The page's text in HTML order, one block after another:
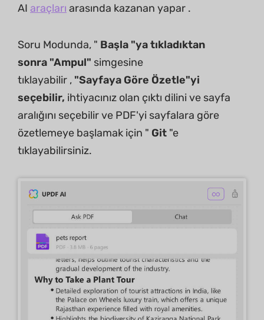
AI araçları arasında kazanan yapar .
Soru Modunda, " Başla "ya tıkladıktan
sonra "Ampul" simgesine
tıklayabilir , "Sayfaya Göre Özetle"yi
seçebilir, ihtiyacınız olan çıktı dilini ve sayfa
aralığını seçebilir ve PDF'yi sayfalara göre
özetlemeye başlamak için " Git "e
tıklayabilirsiniz.